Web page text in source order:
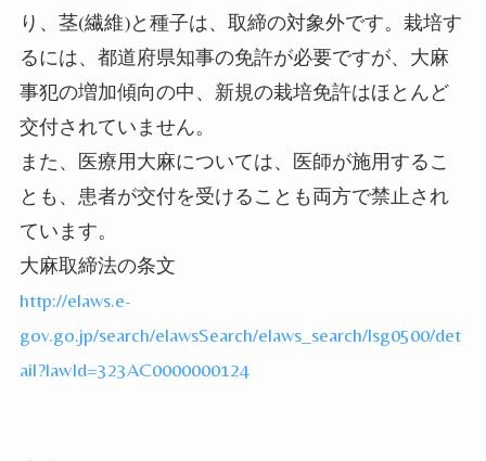
り、茎(繊維)と種子は、取締の対象外です。栽培す
るには、都道府県知事の免許が必要ですが、大麻
事犯の増加傾向の中、新規の栽培免許はほとんど
交付されていません。
また、医療用大麻については、医師が施用するこ
とも、患者が交付を受けることも両方で禁止され
ています。
大麻取締法の条文
http://elaws.e-
gov.go.jp/search/elawsSearch/elaws_search/lsg0500/det
ail?lawId=323AC0000000124